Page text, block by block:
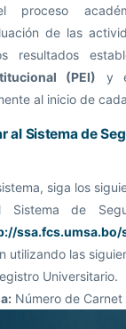
proceso
de las
resultados
(PEI) y
al inicio de
al Sistema de
siga los
Sistema de
ssa.fcs.umsa.bo/
utilizando las
Universitario.
Número de